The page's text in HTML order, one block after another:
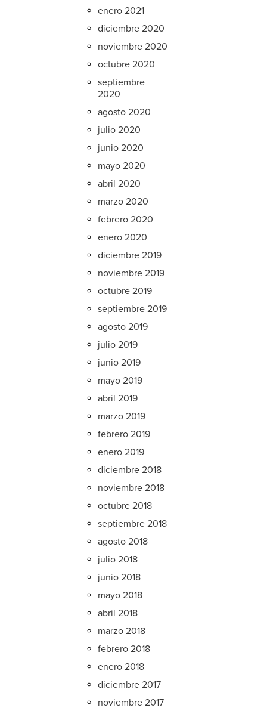
enero 2021
diciembre 2020
noviembre 2020
octubre 2020
septiembre
2020
agosto 2020
julio 2020
junio 2020
mayo 2020
abril 2020
marzo 2020
febrero 2020
enero 2020
diciembre 2019
noviembre 2019
octubre 2019
septiembre 2019
agosto 2019
julio 2019
junio 2019
mayo 2019
abril 2019
marzo 2019
febrero 2019
enero 2019
diciembre 2018
noviembre 2018
octubre 2018
septiembre 2018
agosto 2018
julio 2018
junio 2018
mayo 2018
abril 2018
marzo 2018
febrero 2018
enero 2018
diciembre 2017
noviembre 2017